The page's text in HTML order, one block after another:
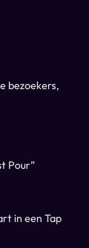
bezoekers,
Pour”
in een Tap